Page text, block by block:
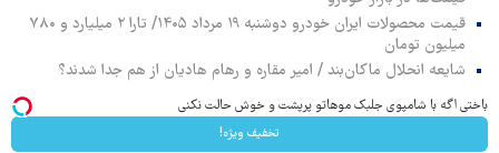
قیمت محصولات ایران خودرو دوشنبه ۱۹ مرداد ۱۴۰۵/ تارا ۲ میلیارد و ۷۸۰
میلیون تومان
شایعه انحلال ماکان‌بند / امیر مقاره و رهام هادیان از هم جدا شدند؟
باختی اگه با شامپوی جلبک موهاتو پرپشت و خوش حالت نکنی
تخفیف ویژه!